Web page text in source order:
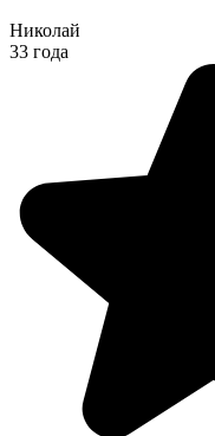
Николай
33 года